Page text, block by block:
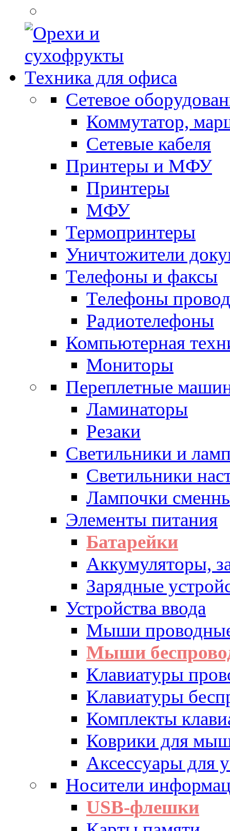
Техника для офиса
Сетевое
Коммутатор,
Сетевые кабеля
Принтеры и МФУ
Принтеры
МФУ
Термопринтеры
Уничтожители
Телефоны и факсы
Телефоны
Радиотелефоны
Компьютерная
Мониторы
Переплетные
Ламинаторы
Резаки
Светильники и
Светильники
Лампочки
Элементы питания
Батарейки
Аккумуляторы,
Зарядные
Устройства ввода
Мыши
Мыши
Клавиатуры
Клавиатуры
Комплекты
Коврики для
Аксессуары для
Носители
USB-флешки